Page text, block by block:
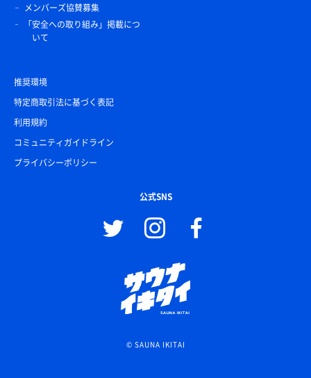
メンバーズ協賛募集
「安全への取り組み」掲載につ
いて
推奨環境
特定商取引法に基づく表記
利用規約
コミュニティガイドライン
プライバシーポリシー
公式SNS
© SAUNA IKITAI